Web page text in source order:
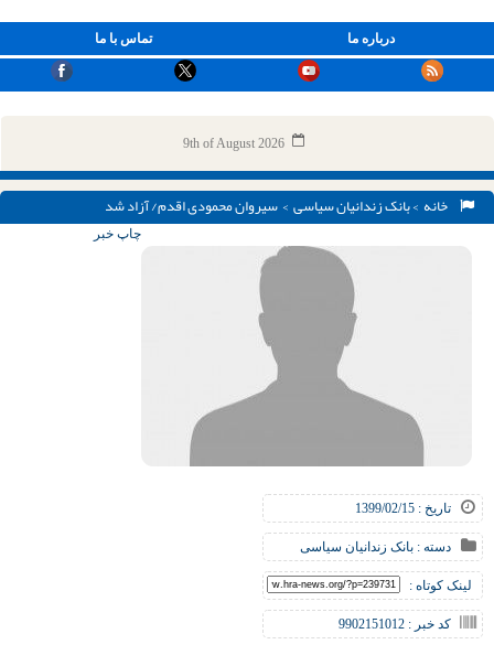
تماس با ما درباره ما
9th of August 2026
خانه >بانک زندانیان سیاسی> سیروان محمودی اقدم/ آزاد شد
تاریخ : 1399/02/15
دسته : بانک زندانیان سیاسی
لینک کوتاه :
کد خبر : 9902151012
چاپ خبر